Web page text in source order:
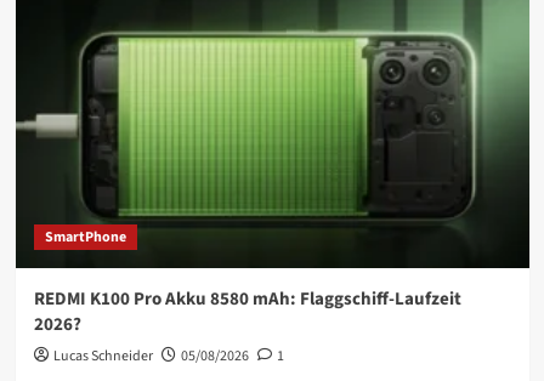
SmartPhone
REDMI K100 Pro Akku 8580 mAh: Flaggschiff-Laufzeit
2026?
Lucas Schneider 05/08/2026 1